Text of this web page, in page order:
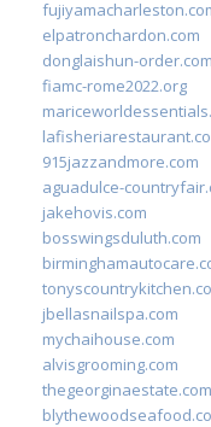
elpatronchardon.com
donglaishun-order.com
fiamc-rome2022.org
915jazzandmore.com
aguadulce-
jakehovis.com
bosswingsduluth.com
jbellasnailspa.com
mychaihouse.com
alvisgrooming.com
thegeorginaestate.com